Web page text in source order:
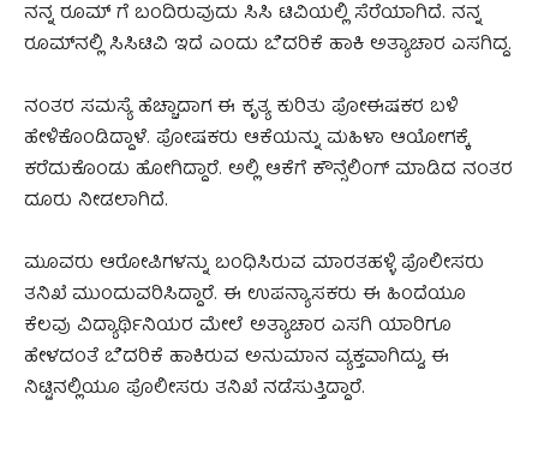
ನನ್ನ ರೂಮ್ ​ಗೆ ಬಂದಿರುವುದು ಸಿಸಿ ಟಿವಿಯಲ್ಲಿ ಸೆರೆಯಾಗಿದೆ. ನನ್ನ
ರೂಮ್​​ನಲ್ಲಿ ಸಿಸಿಟಿವಿ ಇದೆ ಎಂದು ಬೆದರಿಕೆ ಹಾಕಿ ಅತ್ಯಾಚಾರ ಎಸಗಿದ್ದ.
ನಂತರ ಸಮಸ್ಯೆ ಹೆಚ್ಚಾದಾಗ ಈ ಕೃತ್ಯ ಕುರಿತು ಪೋಈಷಕರ ಬಳಿ
ಹೇಳಿಕೊಂಡಿದ್ದಾಳೆ. ಪೋಷಕರು ಆಕೆಯನ್ನು ಮಹಿಳಾ ಆಯೋಗಕ್ಕೆ
ಕರೆದುಕೊಂಡು ಹೋಗಿದ್ದಾರೆ. ಅಲ್ಲಿ ಆಕೆಗೆ ಕೌನ್ಸೆಲಿಂಗ್ ಮಾಡಿದ ನಂತರ
ದೂರು ನೀಡಲಾಗಿದೆ.
ಮೂವರು ಆರೋಪಿಗಳನ್ನು ಬಂಧಿಸಿರುವ ಮಾರತಹಳ್ಳಿ ಪೊಲೀಸರು
ತನಿಖೆ ಮುಂದುವರಿಸಿದ್ದಾರೆ. ಈ ಉಪನ್ಯಾಸಕರು ಈ ಹಿಂದೆಯೂ
ಕೆಲವು ವಿದ್ಯಾರ್ಥಿನಿಯರ ಮೇಲೆ ಅತ್ಯಾಚಾರ ಎಸಗಿ ಯಾರಿಗೂ
ಹೇಳದಂತೆ ಬೆದರಿಕೆ ಹಾಕಿರುವ ಅನುಮಾನ ವ್ಯಕ್ತವಾಗಿದ್ದು, ಈ
ನಿಟ್ಟಿನಲ್ಲಿಯೂ ಪೊಲೀಸರು ತನಿಖೆ ನಡೆಸುತ್ತಿದ್ದಾರೆ.